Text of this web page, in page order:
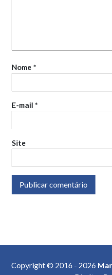
Nome *
E-mail *
Site
Copyright © 2016 - 2026